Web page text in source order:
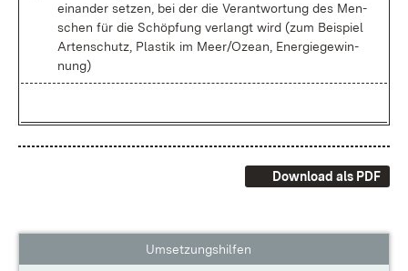
ein­an­der set­zen, bei der die Ver­ant­wor­tung des Men­
schen für die Schöp­fung ver­langt wird (zum Bei­spiel
Ar­ten­schutz, Plas­tik im Meer/O­ze­an, En­er­gie­ge­win­
nung)
Download als PDF
Umsetzungshilfen